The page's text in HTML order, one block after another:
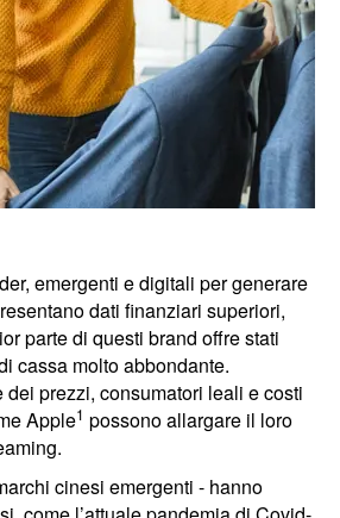
emergenti e digitali per generare
dati finanziari superiori,
parte di questi brand offre stati
cassa molto abbondante.
prezzi, consumatori leali e costi
Apple1 possono allargare il loro
cinesi emergenti - hanno